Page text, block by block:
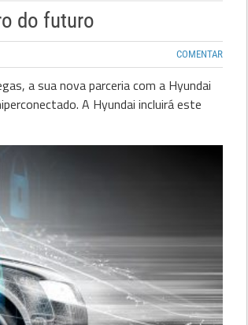
do futuro
COMENTAR
a sua nova parceria com a Hyundai
A Hyundai incluirá este